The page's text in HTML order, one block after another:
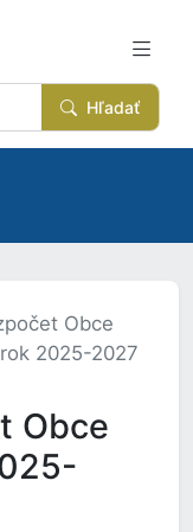
Hľadať
Obce
2025-2027
Obce